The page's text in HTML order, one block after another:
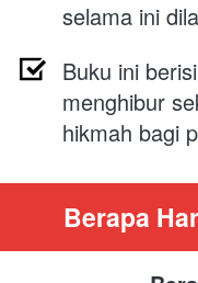
selama ini
Buku ini
menghibur
hikmah bagi
Berapa